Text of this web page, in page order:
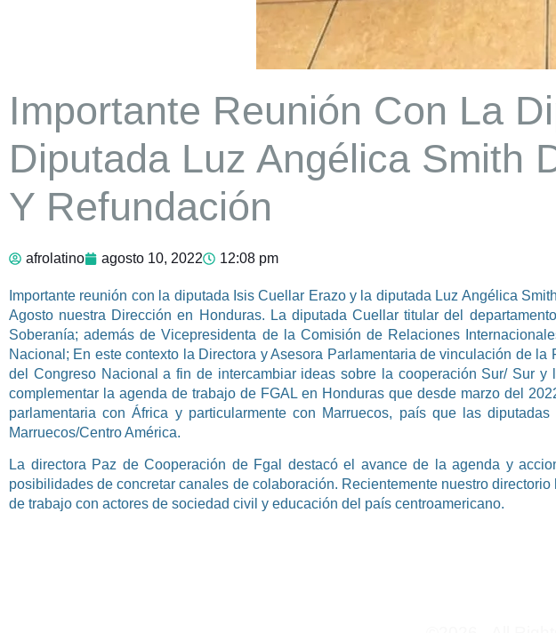
Importante Reunión Con La
Diputada Luz Angélica Smith
Y Refundación
afrolatino agosto 10, 2022 12:08 pm
Importante reunión con la diputada Isis Cuellar Erazo y la diputada Luz Angélica
Agosto nuestra Dirección en Honduras. La diputada Cuellar titular del
Soberanía; además de Vicepresidenta de la Comisión de Relaciones
Nacional; En este contexto la Directora y Asesora Parlamentaria de vinculación de
del Congreso Nacional a fin de intercambiar ideas sobre la cooperación Sur/ Sur
complementar la agenda de trabajo de FGAL en Honduras que desde marzo del
parlamentaria con África y particularmente con Marruecos, país que las
Marruecos/Centro América.
La directora Paz de Cooperación de Fgal destacó el avance de la agenda y
posibilidades de concretar canales de colaboración. Recientemente nuestro
de trabajo con actores de sociedad civil y educación del país centroamericano.